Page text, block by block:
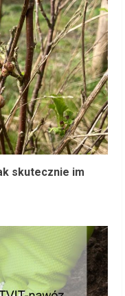
skutecznie im